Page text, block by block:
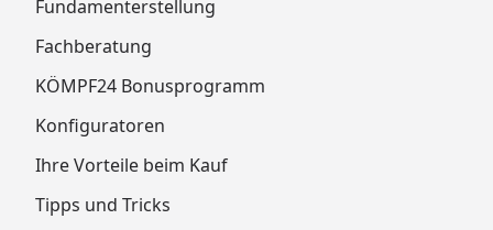
Fundamenterstellung
Fachberatung
KÖMPF24 Bonusprogramm
Konfiguratoren
Ihre Vorteile beim Kauf
Tipps und Tricks